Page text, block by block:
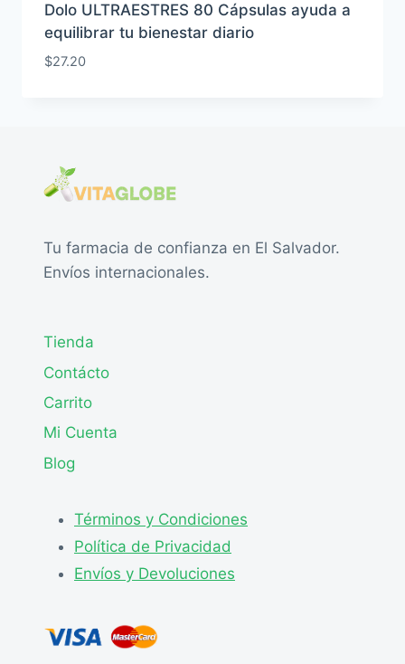
Dolo ULTRAESTRES 80 Cápsulas ayuda a
equilibrar tu bienestar diario
$27.20
Tu farmacia de confianza en El Salvador.
Envíos internacionales.
Tienda
Contácto
Carrito
Mi Cuenta
Blog
Términos y Condiciones
Política de Privacidad
Envíos y Devoluciones